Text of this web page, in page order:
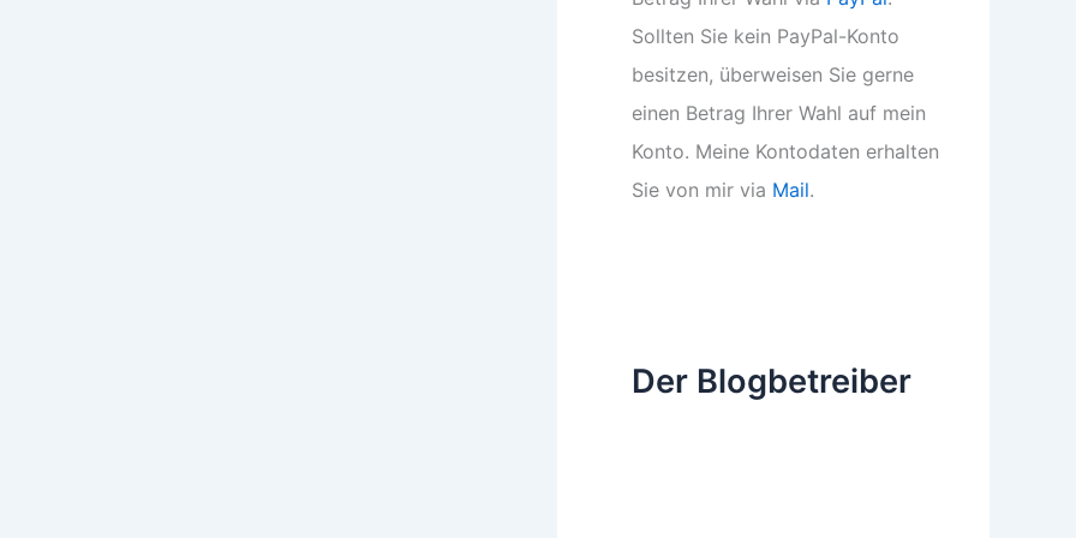
Sollten Sie kein PayPal-Konto
besitzen, überweisen Sie gerne
einen Betrag Ihrer Wahl auf mein
Konto. Meine Kontodaten erhalten
Sie von mir via Mail.
Der Blogbetreiber